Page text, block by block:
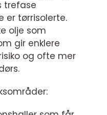
trefase
er tørrisolerte.
olje som
gir enklere
og ofte mer